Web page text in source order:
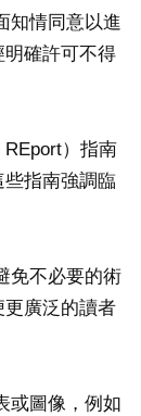
知情同意以進
確許可不得
）指南
指南強調臨
免不必要的術
廣泛的讀者
或圖像，例如